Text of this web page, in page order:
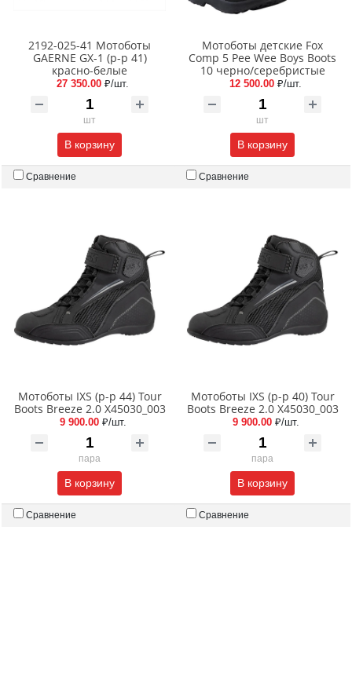
2192-025-41 Мотоботы
GAERNE GX-1 (р-р 41)
красно-белые
27 350.00 ₽/шт.
шт
В корзину
Сравнение
Мотоботы детские Fox
Comp 5 Pee Wee Boys Boots
10 черно/серебристые
12 500.00 ₽/шт.
шт
В корзину
Сравнение
Мотоботы IXS (р-р 44) Tour
Boots Breeze 2.0 X45030_003
9 900.00 ₽/шт.
пара
В корзину
Сравнение
Мотоботы IXS (р-р 40) Tour
Boots Breeze 2.0 X45030_003
9 900.00 ₽/шт.
пара
В корзину
Сравнение